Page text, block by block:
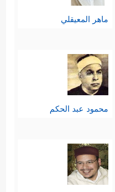
ماهر المعيقلي
محمود عبد الحكم